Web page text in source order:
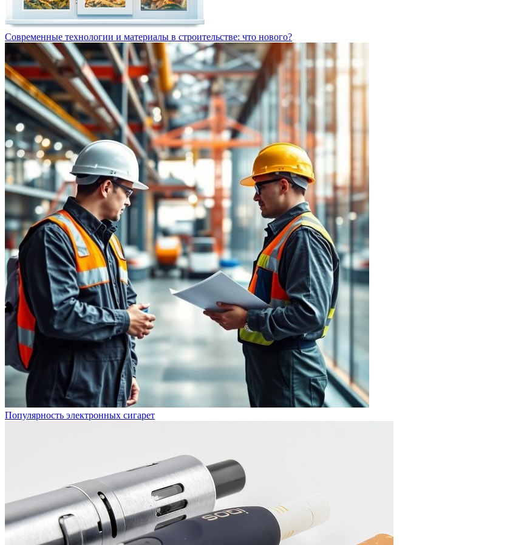
Современные технологии и материалы в строительстве: что нового?
Популярность электронных сигарет